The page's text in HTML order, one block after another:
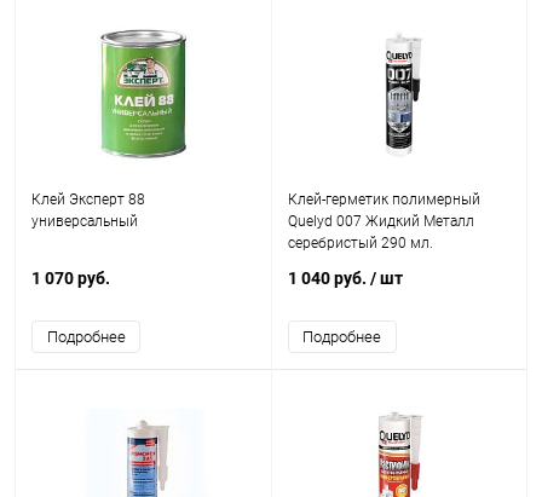
Клей Эксперт 88
универсальный
1 070 руб.
Подробнее
Клей-герметик полимерный
Quelyd 007 Жидкий Металл
серебристый 290 мл.
1 040 руб. / шт
Подробнее